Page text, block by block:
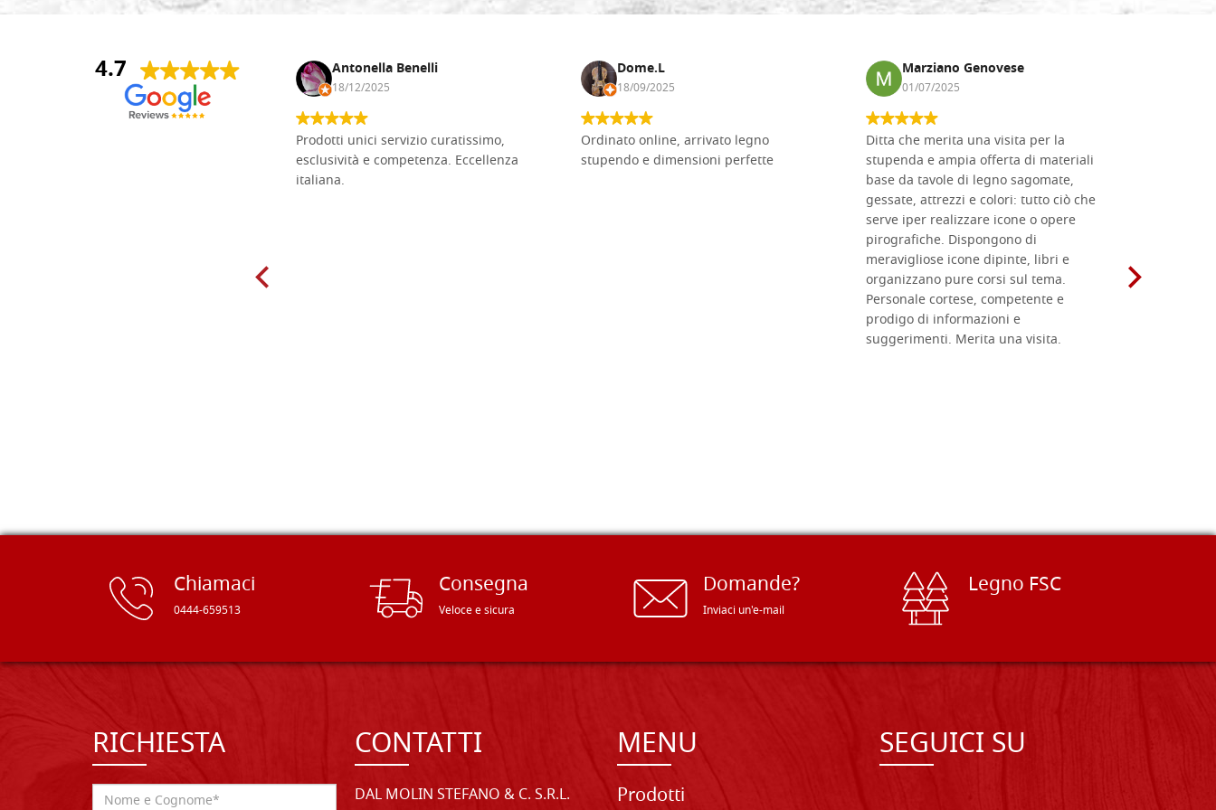
4.7
Andrea Monguzzi Antonella Benelli
18/12/2025
Prodotti unici servizio curatissimo,
esclusività e competenza. Eccellenza
italiana.
Dome.L
18/09/2025
Ordinato online, arrivato legno
stupendo e dimensioni perfette
Marziano Genovese
01/07/2025
Ditta che merita una visita per la
stupenda e ampia offerta di materiali
base da tavole di legno sagomate,
gessate, attrezzi e colori: tutto ciò che
serve iper realizzare icone o opere
pirografiche. Dispongono di
meravigliose icone dipinte, libri e
organizzano pure corsi sul tema.
Personale cortese, competente e
prodigo di informazioni e
suggerimenti. Merita una visita.
Chiamaci
0444-659513
Consegna
Veloce e sicura
Domande?
Inviaci un'e-mail
Legno FSC
RICHIESTA CONTATTI
DAL MOLIN STEFANO & C. S.R.L.
MENU
Prodotti
SEGUICI SU